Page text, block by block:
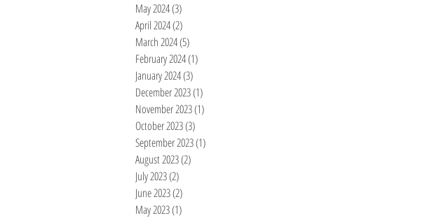
May 2024(3)
April 2024(2)
March 2024(5)
February 2024(1)
January 2024(3)
December 2023(1)
November 2023(1)
October 2023(3)
September 2023(1)
August 2023(2)
July 2023(2)
June 2023(2)
May 2023(1)